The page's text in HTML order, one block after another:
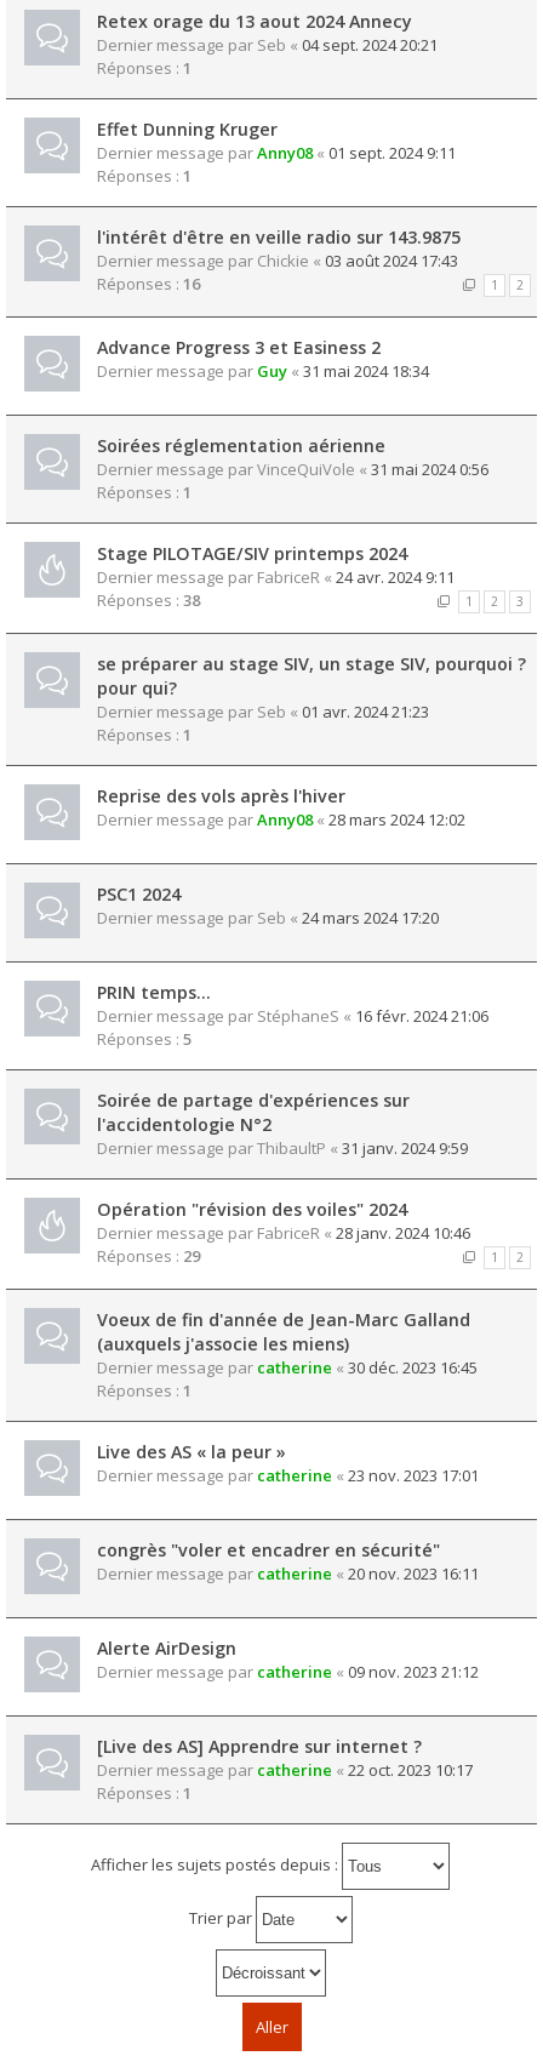
Retex orage du 13 aout 2024 Annecy
Dernier message par Seb « 04 sept. 2024 20:21
Réponses : 1
Effet Dunning Kruger
Dernier message parAnny08« 01 sept. 2024 9:11
Réponses : 1
l'intérêt d'être en veille radio sur 143.9875
Dernier message par Chickie « 03 août 2024 17:43
Réponses : 16 1 2
Advance Progress 3 et Easiness 2
Dernier message par Guy « 31 mai 2024 18:34
Soirées réglementation aérienne
Dernier message parVinceQuiVole « 31 mai 2024 0:56
Réponses : 1
Stage PILOTAGE/SIV printemps 2024
Dernier message par FabriceR « 24 avr. 2024 9:11
Réponses : 38 1 2 3
se préparer au stage SIV, un stage SIV, pourquoi ?
pour qui?
Dernier message par Seb « 01 avr. 2024 21:23
Réponses : 1
Reprise des vols après l'hiver
Dernier message parAnny08« 28 mars 2024 12:02
PSC1 2024
Dernier message par Seb « 24 mars 2024 17:20
PRIN temps...
Dernier message par StéphaneS « 16 févr. 2024 21:06
Réponses : 5
Soirée de partage d'expériences sur
l'accidentologie N°2
Dernier message parThibaultP « 31 janv. 2024 9:59
Opération "révision des voiles" 2024
Dernier message par FabriceR « 28 janv. 2024 10:46
Réponses : 29 1 2
Voeux de fin d'année de Jean-Marc Galland
(auxquels j'associe les miens)
Dernier message par catherine « 30 déc. 2023 16:45
Réponses : 1
Live des AS « la peur »
Dernier message par catherine « 23 nov. 2023 17:01
congrès "voler et encadrer en sécurité"
Dernier message par catherine « 20 nov. 2023 16:11
Alerte AirDesign
Dernier message par catherine « 09 nov. 2023 21:12
[Live des AS] Apprendre sur internet ?
Dernier message par catherine « 22 oct. 2023 10:17
Réponses : 1
Afficher les sujets postés depuis :
Trier par